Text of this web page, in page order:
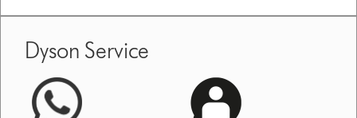
Dyson Service